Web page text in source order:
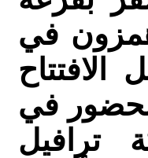
همزون في
في
ترافيل